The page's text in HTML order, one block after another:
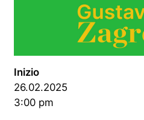
Inizio
26.02.2025
3:00 pm